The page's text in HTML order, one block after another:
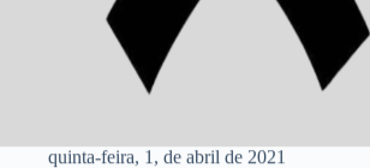
quinta-feira, 1, de abril de 2021